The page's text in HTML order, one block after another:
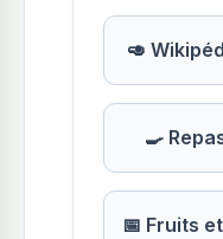
🥑
🍳
📅 Fruits